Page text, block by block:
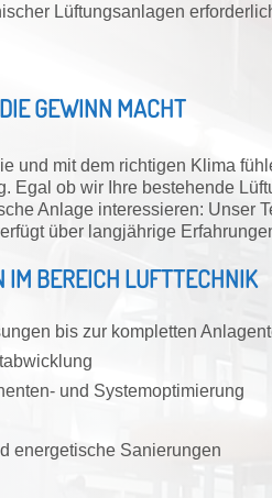
Lüftungsanlagen
GEWINN MACHT
und mit dem richtigen Klima
Egal ob wir Ihre bestehende
Anlage interessieren: Unser
über langjährige
IM BEREICH LUFTTECHNIK
bis zur kompletten
und Systemoptimierung
energetische Sanierungen